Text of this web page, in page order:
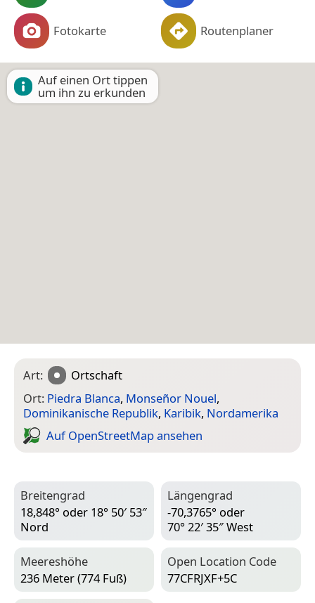
Fotokarte Routenplaner
Auf einen Ort tippen
um ihn zu erkunden
Art:
Ortschaft
Ort: Piedra Blanca, Monseñor Nouel,
Dominikanische Republik, Karibik, Nordamerika
Auf Open­Street­Map ansehen
Breitengrad
18,848° oder 18° 50′ 53″
Nord
Längengrad
-70,3765° oder
70° 22′ 35″ West
Meereshöhe
236 Meter (774 Fuß)
Open Location Code
77CFRJXF+5C